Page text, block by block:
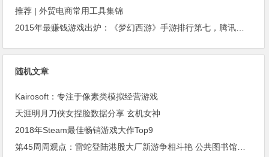
推荐 | 外贸电商常用工具集锦
2015年最赚钱游戏出炉：《梦幻西游》手游排行第七，腾讯总收入进前三
随机文章
Kairosoft：专注于像素类模拟经营游戏
天涯明月刀侠女捏脸数据分享 玄机女神
2018年Steam最佳畅销游戏大作Top9
第45周周观点：雷蛇登陆港股大厂新游争相斗艳 公共图书馆法通过